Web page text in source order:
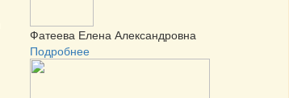
Фатеева Елена Александровна
Подробнее